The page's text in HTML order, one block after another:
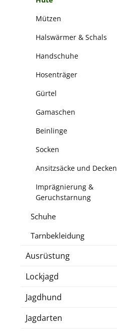
Mützen
Halswärmer & Schals
Handschuhe
Hosenträger
Gürtel
Gamaschen
Beinlinge
Socken
Ansitzsäcke und Decken
Imprägnierung &
Geruchstarnung
Schuhe
Tarnbekleidung
Ausrüstung
Lockjagd
Jagdhund
Jagdarten